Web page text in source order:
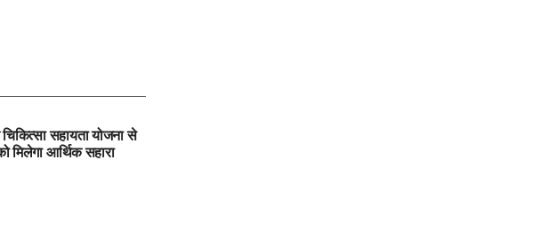
सहायता योजना से
मिलेगा आर्थिक सहारा